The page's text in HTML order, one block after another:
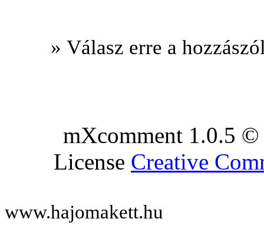
» Válasz erre a
mXcomment 1.0.5
License Creative
www.hajomakett.hu